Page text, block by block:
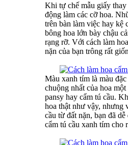
Khi tự chế mẫu giấy
động làm các cỡ hoa.
trên bàn làm việc hay kệ
bông hoa lớn bày chậu
rạng rỡ. Với cách làm
nặn của bạn trông rất
Màu xanh tím là màu
chuộng nhất của hoa
pansy hay cẩm tú cầu.
hoa thật như vậy, nhưng
cầu từ đất nặn, bạn đã
cẩm tú cầu xanh tím cho